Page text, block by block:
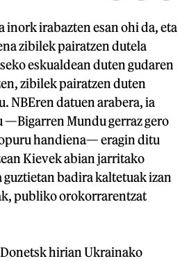
inork irabazten esan ohi da, eta
zibilek pairatzen dutela
eskualdean duten gudaren
zibilek pairatzen duten
NBEren datuen arabera, ia
Mundu gerraz gero
handiena— eragin ditu
Kievek abian jarritako
guztietan badira kaltetuak izan
publiko orokorrarentzat
hirian Ukrainako